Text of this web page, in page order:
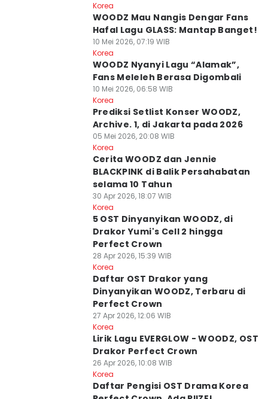
Korea
WOODZ Mau Nangis Dengar Fans
Hafal Lagu GLASS: Mantap Banget!
10 Mei 2026, 07:19 WIB
Korea
WOODZ Nyanyi Lagu “Alamak”,
Fans Meleleh Berasa Digombali
10 Mei 2026, 06:58 WIB
Korea
Prediksi Setlist Konser WOODZ,
Archive. 1, di Jakarta pada 2026
05 Mei 2026, 20:08 WIB
Korea
Cerita WOODZ dan Jennie
BLACKPINK di Balik Persahabatan
selama 10 Tahun
30 Apr 2026, 18:07 WIB
Korea
5 OST Dinyanyikan WOODZ, di
Drakor Yumi's Cell 2 hingga
Perfect Crown
28 Apr 2026, 15:39 WIB
Korea
Daftar OST Drakor yang
Dinyanyikan WOODZ, Terbaru di
Perfect Crown
27 Apr 2026, 12:06 WIB
Korea
Lirik Lagu EVERGLOW - WOODZ, OST
Drakor Perfect Crown
26 Apr 2026, 10:08 WIB
Korea
Daftar Pengisi OST Drama Korea